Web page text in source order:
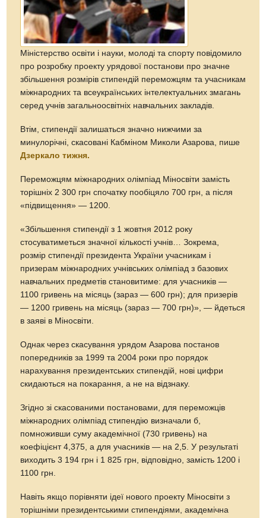
Міністерство освіти і науки, молоді та спорту повідомило
про розробку проекту урядової постанови про значне
збільшення розмірів стипендій переможцям та учасникам
міжнародних та всеукраїнських інтелектуальних змагань
серед учнів загальноосвітніх навчальних закладів.
Втім, стипендії залишаться значно нижчими за
минулорічні, скасовані Кабміном Миколи Азарова, пише
Дзеркало тижня.
Переможцям міжнародних олімпіад Міносвіти замість
торішніх 2 300 грн спочатку пообіцяло 700 грн, а після
«підвищення» — 1200.
«Збільшення стипендії з 1 жовтня 2012 року
стосуватиметься значної кількості учнів… Зокрема,
розмір стипендії президента України учасникам і
призерам міжнародних учнівських олімпіад з базових
навчальних предметів становитиме: для учасників —
1100 гривень на місяць (зараз — 600 грн); для призерів
— 1200 гривень на місяць (зараз — 700 грн)», — йдеться
в заяві в Міносвіти.
Однак через скасування урядом Азарова постанов
попередників за 1999 та 2004 роки про порядок
нарахування президентських стипендій, нові цифри
скидаються на покарання, а не на відзнаку.
Згідно зі скасованими постановами, для переможців
міжнародних олімпіад стипендію визначали б,
помноживши суму академічної (730 гривень) на
коефіцієнт 4,375, а для учасників — на 2,5. У результаті
виходить 3 194 грн і 1 825 грн, відповідно, замість 1200 і
1100 грн.
Навіть якщо порівняти ідеї нового проекту Міносвіти з
торішніми президентськими стипендіями, академічна